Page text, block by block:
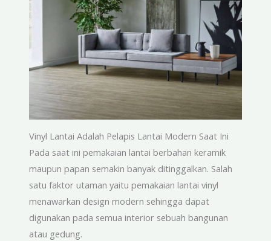
Vinyl Lantai Adalah Pelapis Lantai Modern Saat Ini
Pada saat ini pemakaian lantai berbahan keramik
maupun papan semakin banyak ditinggalkan. Salah
satu faktor utaman yaitu pemakaian lantai vinyl
menawarkan design modern sehingga dapat
digunakan pada semua interior sebuah bangunan
atau gedung.